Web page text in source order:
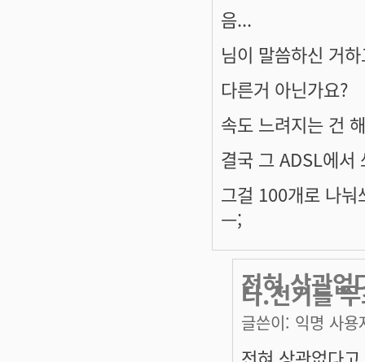
음...
님이 말씀하신 거
다른거 아닌가요?
속도 느려지는 건
결국 그 ADSL에서
그걸 100개로 나
ㅡ;
전혀 상관없
다.전기를
글쓴이: 익명 사용